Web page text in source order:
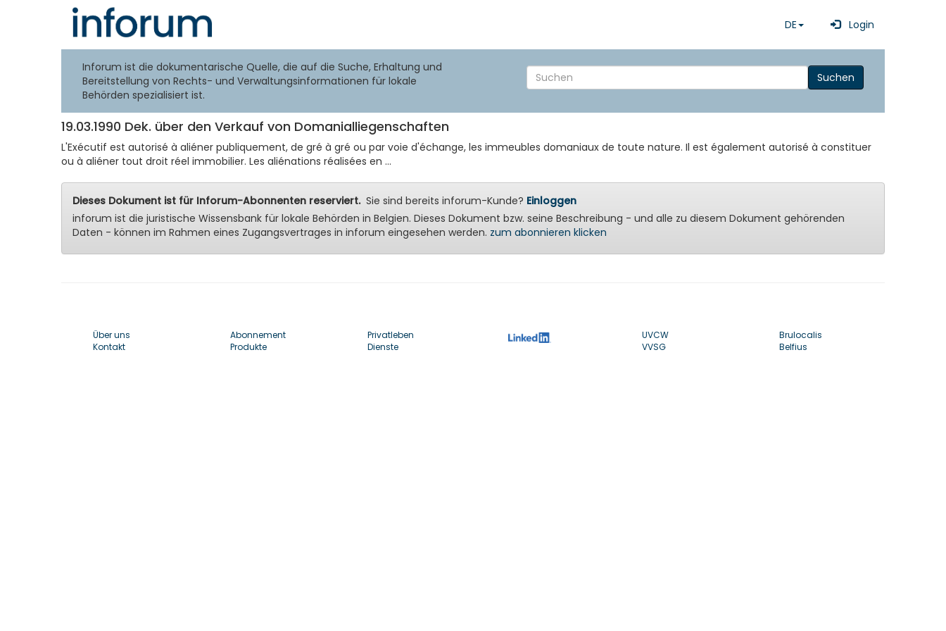
DE Login
Inforum ist die dokumentarische Quelle, die auf die Suche, Erhaltung und
Bereitstellung von Rechts- und Verwaltungsinformationen für lokale
Behörden spezialisiert ist.
Suchen
19.03.1990 Dek. über den Verkauf von Domanialliegenschaften
L'Exécutif est autorisé à aliéner publiquement, de gré à gré ou par voie d'échange, les immeubles domaniaux de toute nature. Il est également autorisé à constituer
ou à aliéner tout droit réel immobilier. Les aliénations réalisées en ...
Dieses Dokument ist für Inforum-Abonnenten reserviert.Sie sind bereits inforum-Kunde? Einloggen
inforum ist die juristische Wissensbank für lokale Behörden in Belgien. Dieses Dokument bzw. seine Beschreibung - und alle zu diesem Dokument gehörenden
Daten - können im Rahmen eines Zugangsvertrages in inforum eingesehen werden. zum abonnieren klicken
Über uns
Kontakt
Abonnement
Produkte
Privatleben
Dienste
UVCW
VVSG
Brulocalis
Belfius